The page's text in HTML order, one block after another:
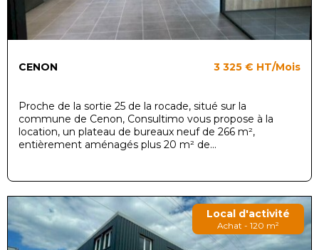
CENON 3 325 € HT/Mois
Proche de la sortie 25 de la rocade, situé sur la
commune de Cenon, Consultimo vous propose à la
location, un plateau de bureaux neuf de 266 m²,
entièrement aménagés plus 20 m² de...
Local d'activité
Achat - 120 m²